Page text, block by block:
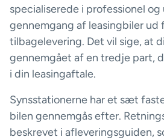
specialiserede i professionel og
gennemgang af leasingbiler ud
tilbagelevering. Det vil sige, at
gennemgået af en tredje part,
i din leasingaftale.
Synsstationerne har et sæt
bilen gennemgås efter.
beskrevet i afleveringsguiden,